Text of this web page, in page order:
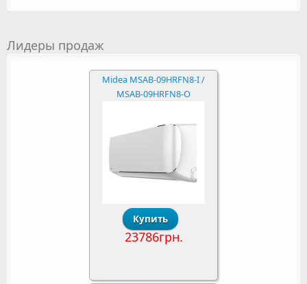
Лидеры продаж
Midea MSAB-09HRFN8-I /
MSAB-09HRFN8-O
23786грн.